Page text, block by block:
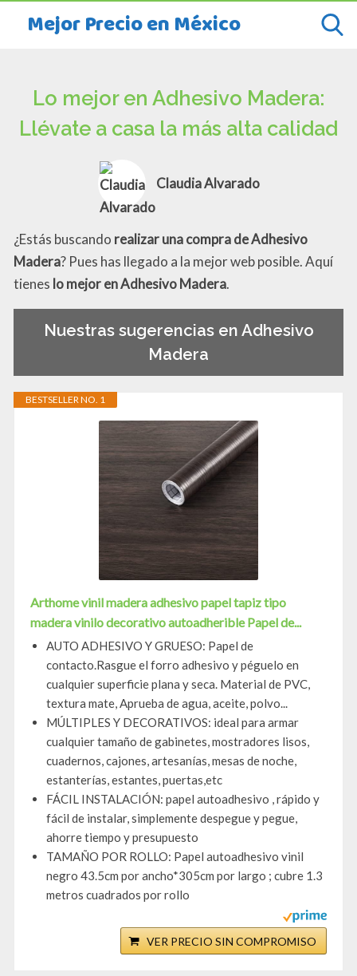
Mejor Precio en México
Lo mejor en Adhesivo Madera:
Llévate a casa la más alta calidad
Claudia Alvarado
¿Estás buscando realizar una compra de Adhesivo
Madera? Pues has llegado a la mejor web posible. Aquí
tienes lo mejor en Adhesivo Madera.
Nuestras sugerencias en Adhesivo
Madera
BESTSELLER NO. 1
Arthome vinil madera adhesivo papel tapiz tipo
madera vinilo decorativo autoadherible Papel de...
AUTO ADHESIVO Y GRUESO: Papel de
contacto.Rasgue el forro adhesivo y péguelo en
cualquier superficie plana y seca. Material de PVC,
textura mate, Aprueba de agua, aceite, polvo...
MÚLTIPLES Y DECORATIVOS: ideal para armar
cualquier tamaño de gabinetes, mostradores lisos,
cuadernos, cajones, artesanías, mesas de noche,
estanterías, estantes, puertas,etc
FÁCIL INSTALACIÓN: papel autoadhesivo , rápido y
fácil de instalar, simplemente despegue y pegue,
ahorre tiempo y presupuesto
TAMAÑO POR ROLLO: Papel autoadhesivo vinil
negro 43.5cm por ancho*305cm por largo ; cubre 1.3
metros cuadrados por rollo
VER PRECIO SIN COMPROMISO